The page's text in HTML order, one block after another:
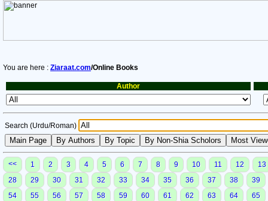
You are here : Ziaraat.com/Online Books
Author
Search (Urdu/Roman)
<< 1 2 3 4 5 6 7 8 9 10 11 12
13
28
29 30 31 32 33 34 35 36 37 38
39
54
55 56 57 58 59 60 61 62 63 64
65